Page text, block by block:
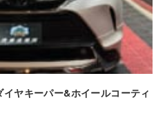
イヤキーパー&ホイールコーティ